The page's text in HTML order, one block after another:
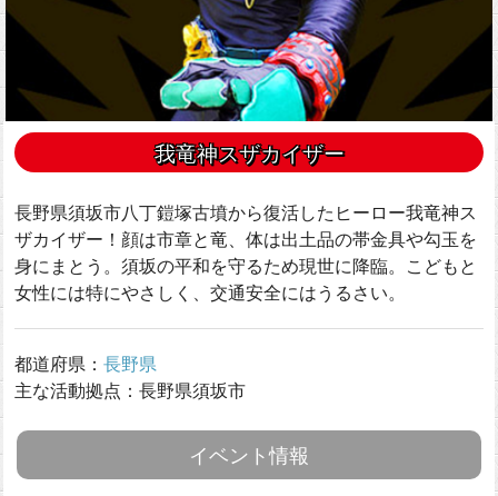
我竜神スザカイザー
長野県須坂市八丁鎧塚古墳から復活したヒーロー我竜神ス
ザカイザー！顔は市章と竜、体は出土品の帯金具や勾玉を
身にまとう。須坂の平和を守るため現世に降臨。こどもと
女性には特にやさしく、交通安全にはうるさい。
都道府県：長野県
主な活動拠点：長野県須坂市
イベント情報